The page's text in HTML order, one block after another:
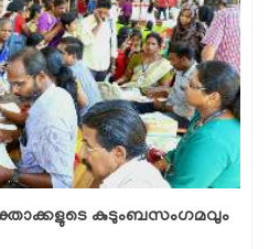
കുടുംബസംഗമവും